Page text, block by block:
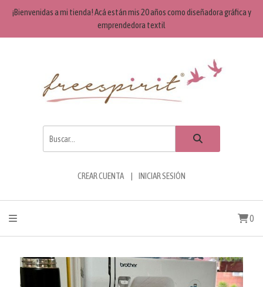
¡Bienvenidas a mi tienda! Acá están mis 20 años como diseñadora gráfica y
emprendedora textil
CREAR CUENTA INICIAR SESIÓN
0